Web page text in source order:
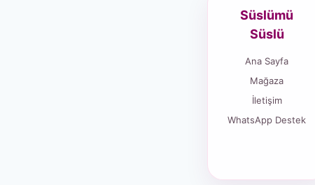
Süslümü
Süslü
Ana Sayfa
Mağaza
İletişim
WhatsApp Destek